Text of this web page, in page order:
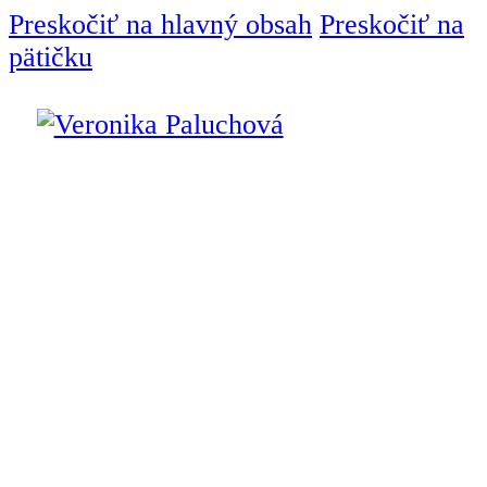
Preskočiť na hlavný obsah Preskočiť na
pätičku